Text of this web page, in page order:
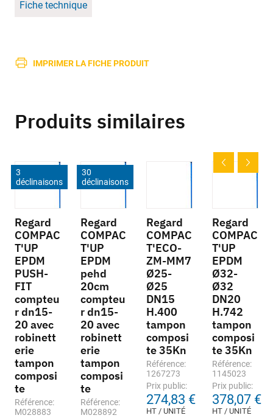
Fiche technique
IMPRIMER LA FICHE PRODUIT
Produits similaires
3
déclinaisons
Regard
COMPAC
T'UP
EPDM
PUSH-
FIT
compteu
r dn15-
20 avec
robinett
erie
tampon
composi
te
Référence:
M028883
30
déclinaisons
Regard
COMPAC
T'UP
EPDM
pehd
20cm
compteu
r dn15-
20 avec
robinett
erie
tampon
composi
te
Référence:
M028892
Regard
COMPAC
T'ECO-
ZM-MM7
Ø25-
Ø25
DN15
H.400
tampon
composi
te 35Kn
Référence:
1267273
Prix public:
274,83 €
HT / UNITÉ
Regard
COMPAC
T'UP
EPDM
Ø32-
Ø32
DN20
H.742
tampon
composi
te 35Kn
Référence:
1145023
Prix public:
378,07 €
HT / UNITÉ